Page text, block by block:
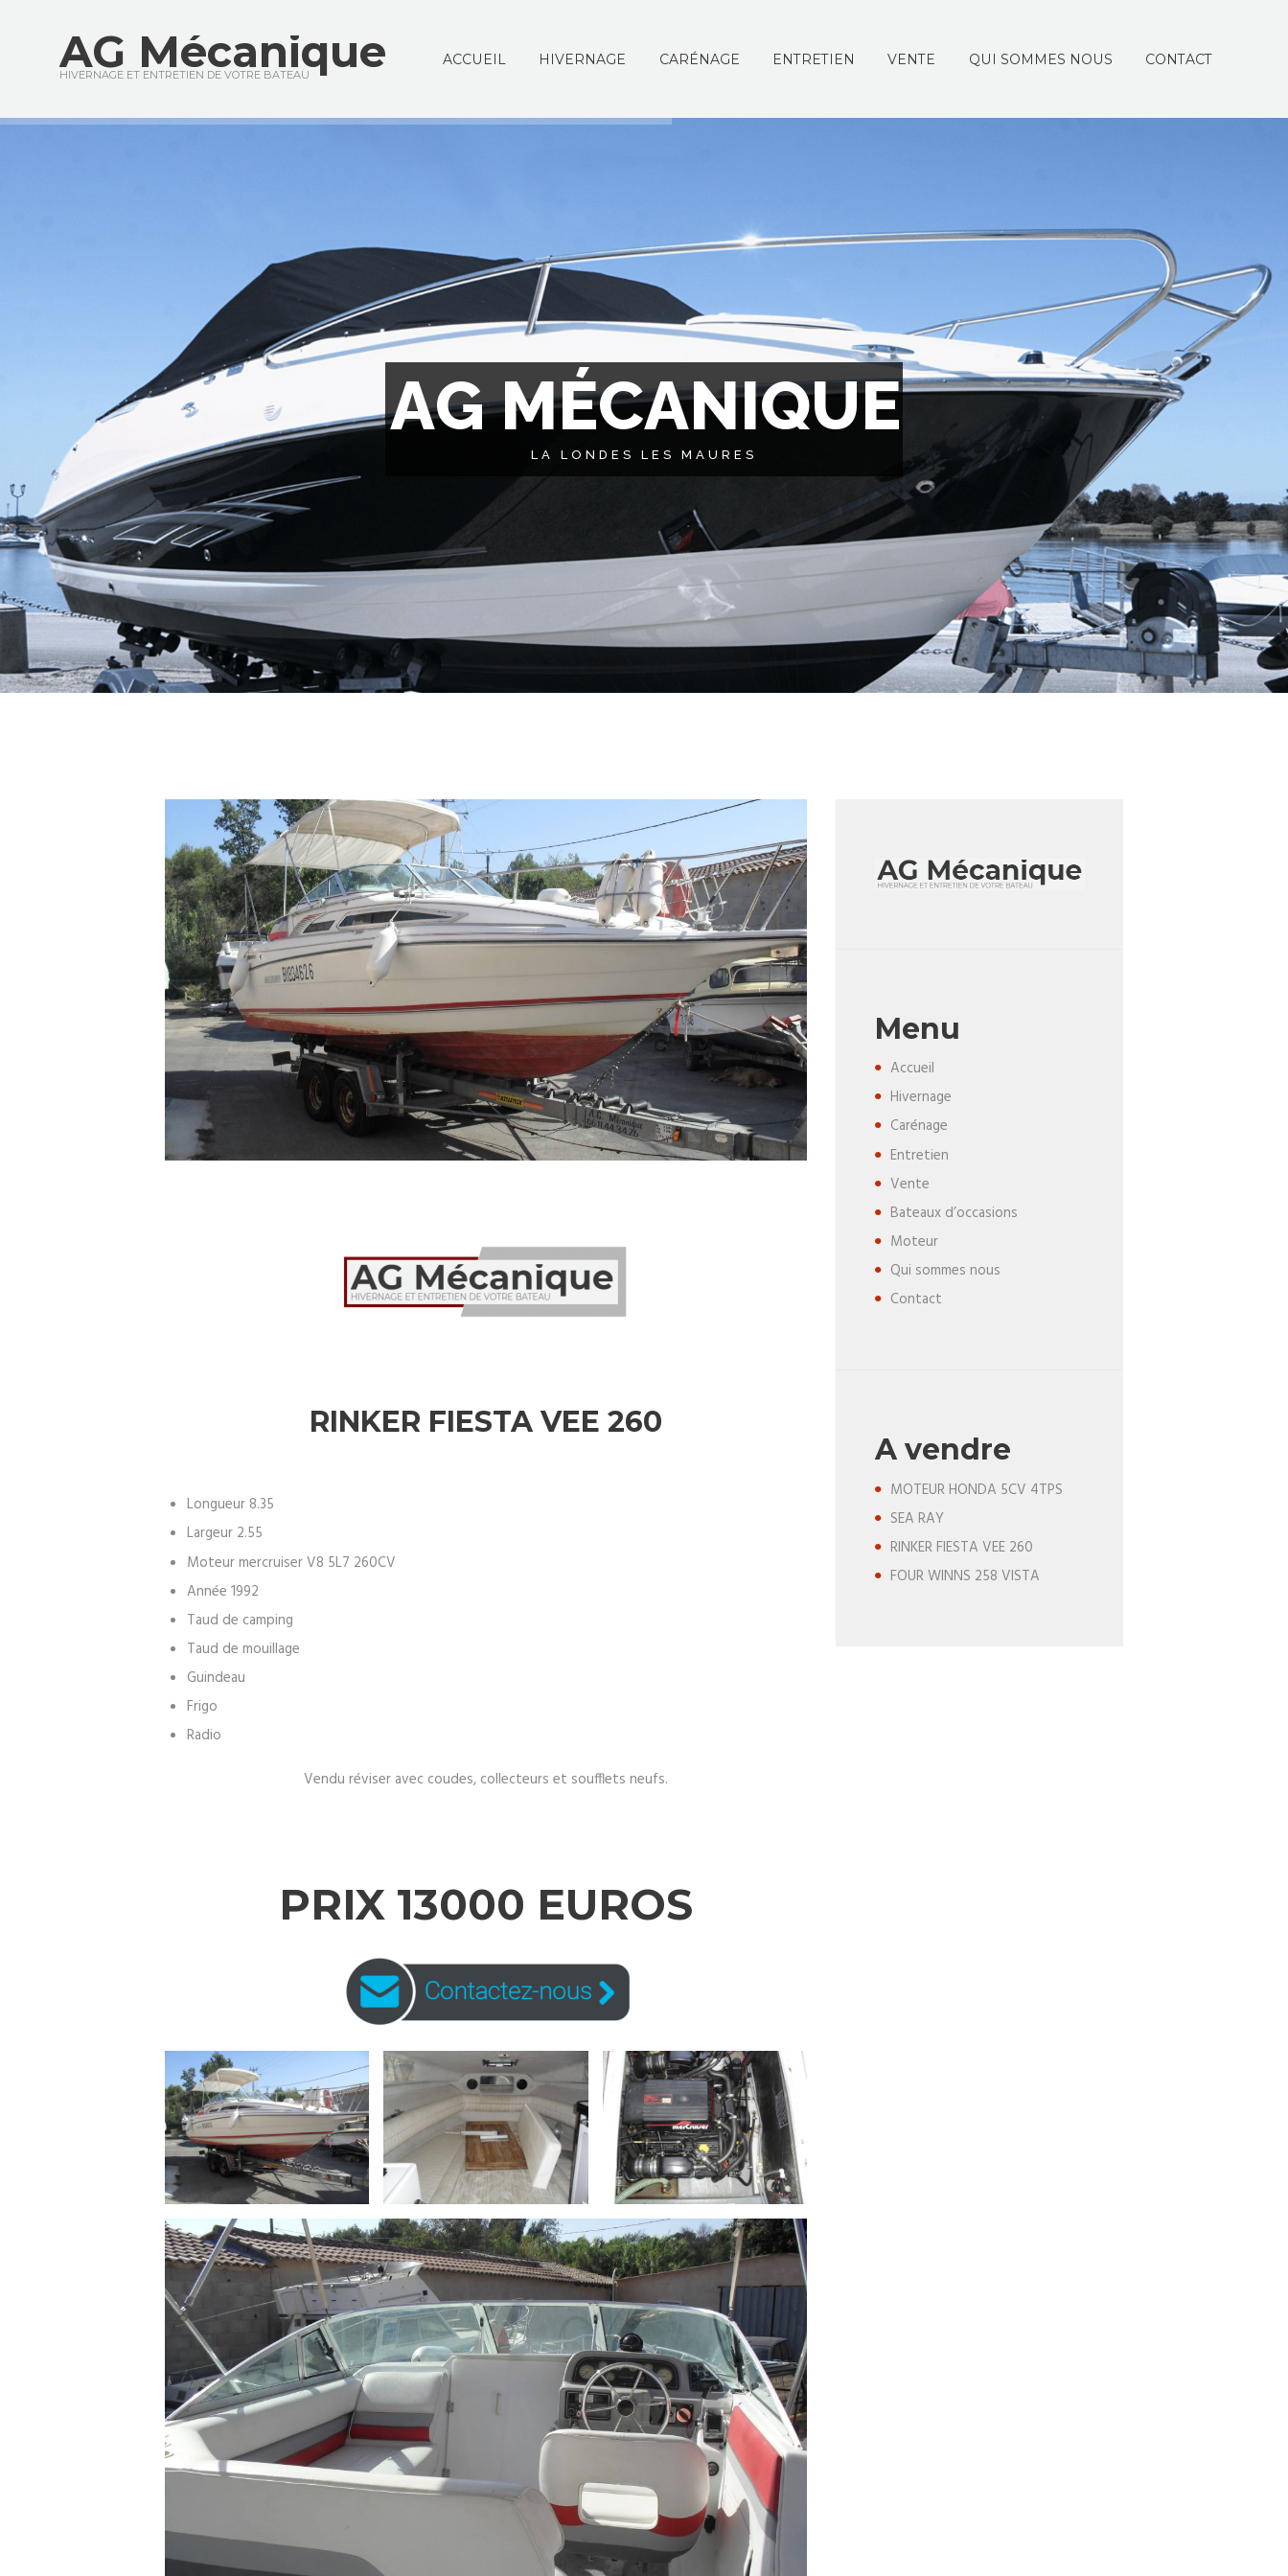
AG Mécanique
HIVERNAGE ET ENTRETIEN DE VOTRE BATEAU
ACCUEIL HIVERNAGE CARÉNAGE ENTRETIEN VENTE QUI SOMMES NOUS CONTACT
AGMÉCANIQUE
LA LONDES LES MAURES
RINKER FIESTA VEE 260
Longueur 8.35
Largeur 2.55
Moteur mercruiser V8 5L7 260CV
Année 1992
Taud de camping
Taud de mouillage
Guindeau
Frigo
Radio
Vendu réviser avec coudes, collecteurs et soufflets neufs.
PRIX 13000 EUROS
Menu
Accueil
Hivernage
Carénage
Entretien
Vente
Bateaux d’occasions
Moteur
Qui sommes nous
Contact
A vendre
MOTEUR HONDA 5CV 4TPS
SEA RAY
RINKER FIESTA VEE 260
FOUR WINNS 258 VISTA